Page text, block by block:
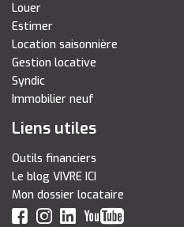
Louer
Estimer
Location saisonnière
Gestion locative
Syndic
Immobilier neuf
Liens utiles
Outils financiers
Le blog VIVRE ICI
Mon dossier locataire